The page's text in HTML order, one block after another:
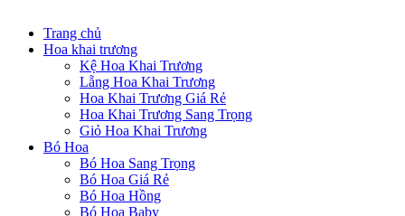
Trang chủ
Hoa khai trương
Kệ Hoa Khai Trương
Lẵng Hoa Khai Trương
Hoa Khai Trương Giá Rẻ
Hoa Khai Trương Sang Trọng
Giỏ Hoa Khai Trương
Bó Hoa
Bó Hoa Sang Trọng
Bó Hoa Giá Rẻ
Bó Hoa Hồng
Bó Hoa Baby